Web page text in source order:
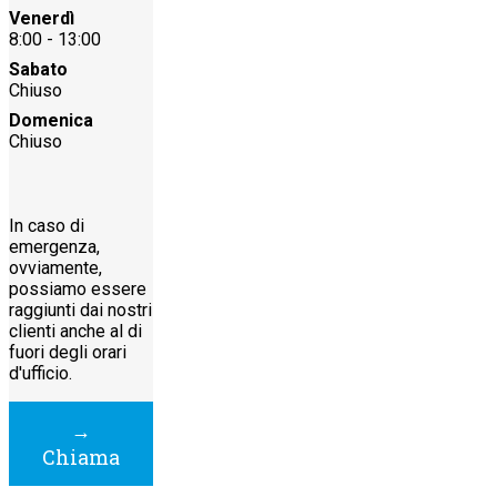
Venerdì
8:00 - 13:00
Sabato
Chiuso
Domenica
Chiuso
In caso di
emergenza,
ovviamente,
possiamo essere
raggiunti dai nostri
clienti anche al di
fuori degli orari
d'ufficio.
→
Chiama